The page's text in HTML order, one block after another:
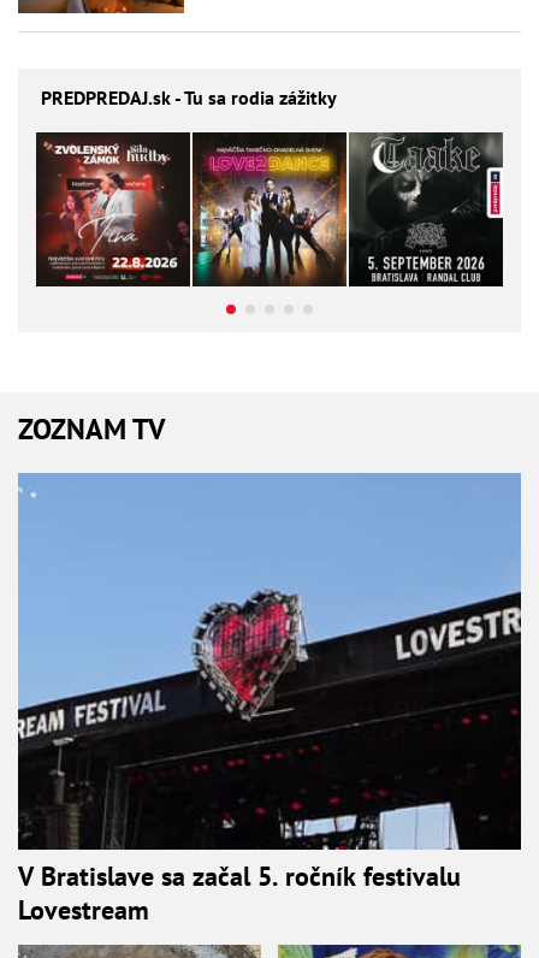
PREDPREDAJ.sk - Tu sa rodia zážitky
ZOZNAM TV
V Bratislave sa začal 5. ročník festivalu
Lovestream